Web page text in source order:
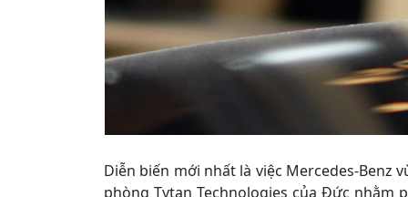
Diễn biến mới nhất là việc Mercedes-Benz
phòng Tytan Technologies của Đức